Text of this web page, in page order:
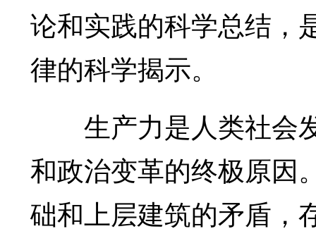
论和实践的科学总结，
律的科学揭示。
生产力是人类社会
和政治变革的终极原因
础和上层建筑的矛盾，